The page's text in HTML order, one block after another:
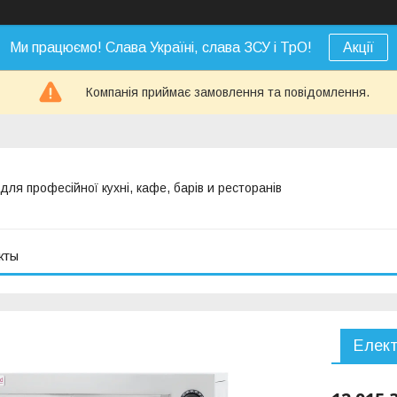
Ми працюємо! Слава Україні, слава ЗСУ і ТрО! Акції
Компанія приймає замовлення та повідомлення.
кухні, кафе, барів и ресторанів